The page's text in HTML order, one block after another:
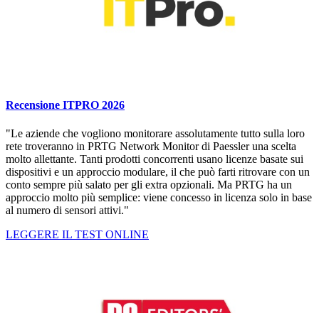
Recensione ITPRO 2026
"Le aziende che vogliono monitorare assolutamente tutto sulla loro
rete troveranno in PRTG Network Monitor di Paessler una scelta
molto allettante. Tanti prodotti concorrenti usano licenze basate sui
dispositivi e un approccio modulare, il che può farti ritrovare con un
conto sempre più salato per gli extra opzionali. Ma PRTG ha un
approccio molto più semplice: viene concesso in licenza solo in base
al numero di sensori attivi."
LEGGERE IL TEST ONLINE